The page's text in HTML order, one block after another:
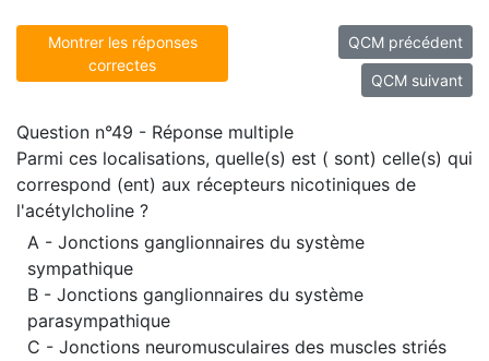
Montrer les réponses
correctes
QCM précédent
QCM suivant
Question n°49 - Réponse multiple
Parmi ces localisations, quelle(s) est ( sont) celle(s) qui
correspond (ent) aux récepteurs nicotiniques de
l'acétylcholine ?
A - Jonctions ganglionnaires du système
sympathique
B - Jonctions ganglionnaires du système
parasympathique
C - Jonctions neuromusculaires des muscles striés